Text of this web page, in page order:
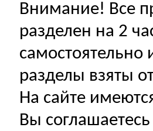
Внимание! Все
разделен на 2
самостоятельно
разделы взяты
На сайте
Вы